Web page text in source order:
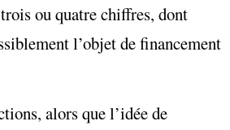
ou quatre chiffres, dont
l’objet de financement
alors que l’idée de